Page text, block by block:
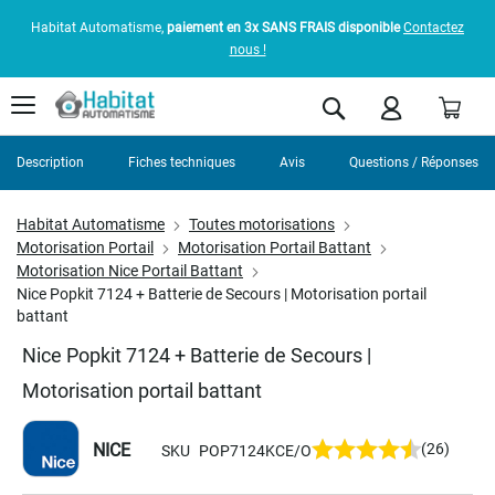
Habitat Automatisme, paiement en 3x SANS FRAIS disponible Contactez
nous !
Rechercher
Habitat Automatisme
Toutes motorisations
Motorisation Portail
Motorisation Portail Battant
Motorisation Nice Portail Battant
Nice Popkit 7124 + Batterie de Secours | Motorisation portail
battant
Nice Popkit 7124 + Batterie de Secours |
Motorisation portail battant
NICE SKU POP7124KCE/O (26)
Description Fiches techniques Avis Questions / Réponses